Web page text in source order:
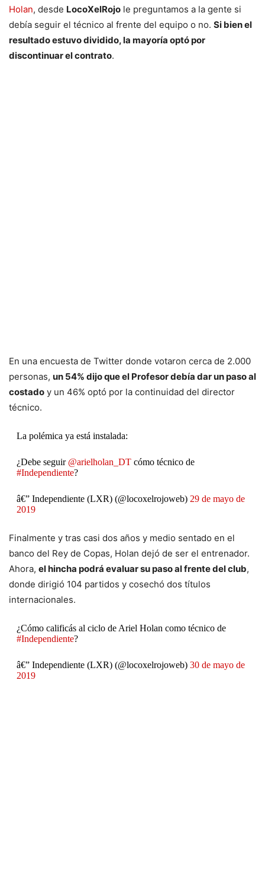
Holan, desde LocoXelRojo le preguntamos a la gente si
debía seguir el técnico al frente del equipo o no. Si bien el
resultado estuvo dividido, la mayoría optó por
discontinuar el contrato.
En una encuesta de Twitter donde votaron cerca de 2.000
personas, un 54% dijo que el Profesor debía dar un paso al
costado y un 46% optó por la continuidad del director
técnico.
La polémica ya está instalada:
¿Debe seguir @arielholan_DTcómo técnico de
#Independiente?
â€” Independiente (LXR) (@locoxelrojoweb) 29 de mayo de
2019
Finalmente y tras casi dos años y medio sentado en el
banco del Rey de Copas, Holan dejó de ser el entrenador.
Ahora, el hincha podrá evaluar su paso al frente del club,
donde dirigió 104 partidos y cosechó dos títulos
internacionales.
¿Cómo calificás al ciclo de Ariel Holan como técnico de
#Independiente?
â€” Independiente (LXR) (@locoxelrojoweb) 30 de mayo de
2019